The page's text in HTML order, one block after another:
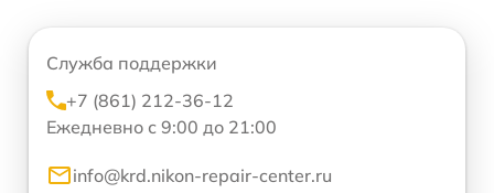
Служба поддержки
+7 (861) 212-36-12
Ежедневно с 9:00 до 21:00
info@krd.nikon-repair-center.ru